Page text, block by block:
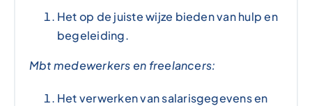
Het op de juiste wijze bieden van hulp en
begeleiding.
Mbt medewerkers en freelancers:
Het verwerken van salarisgegevens en